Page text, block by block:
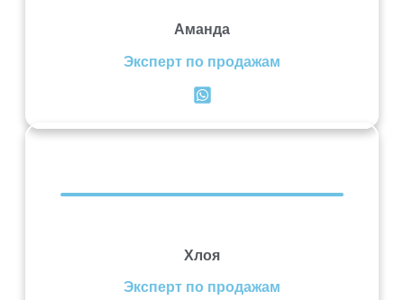
Аманда
Эксперт по продажам
Хлоя
Эксперт по продажам